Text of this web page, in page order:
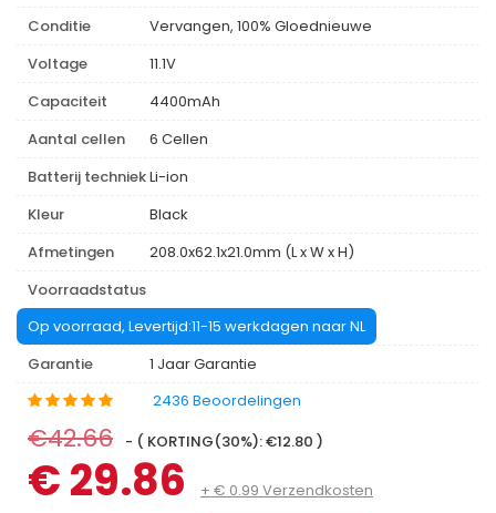
Conditie
Vervangen, 100% Gloednieuwe
Voltage
11.1V
Capaciteit
4400mAh
Aantal cellen
6 Cellen
Batterij techniekLi-ion
Kleur
Black
Afmetingen
208.0x62.1x21.0mm (L x W x H)
Voorraadstatus
Op voorraad, Levertijd:11-15 werkdagen naar NL
Garantie
1 Jaar Garantie
2436 Beoordelingen
€42.66 - ( KORTING(30%): €12.80 )
€ 29.86 + € 0.99 Verzendkosten